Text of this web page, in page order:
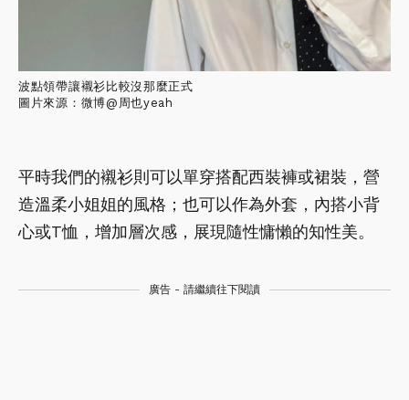
波點領帶讓襯衫比較沒那麼正式
圖片來源：微博@周也yeah
平時我們的襯衫則可以單穿搭配西裝褲或裙裝，營
造溫柔小姐姐的風格；也可以作為外套，內搭小背
心或T恤，增加層次感，展現隨性慵懶的知性美。
廣告 - 請繼續往下閱讀